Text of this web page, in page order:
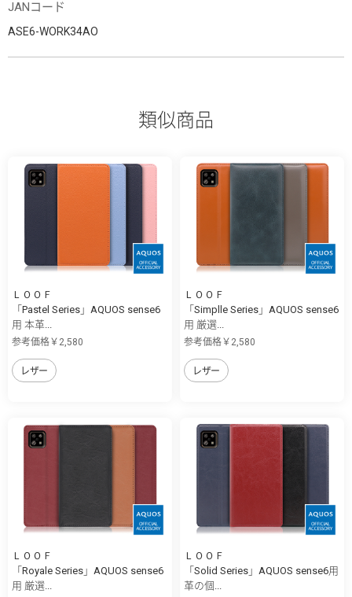
JANコード
ASE6-WORK34AO
類似商品
ＬＯＯＦ
「Pastel Series」AQUOS sense6
用 本革...
参考価格￥2,580
レザー
ＬＯＯＦ
「Simplle Series」AQUOS sense6
用 厳選...
参考価格￥2,580
レザー
ＬＯＯＦ
「Royale Series」AQUOS sense6
用 厳選...
ＬＯＯＦ
「Solid Series」AQUOS sense6用
革の個...